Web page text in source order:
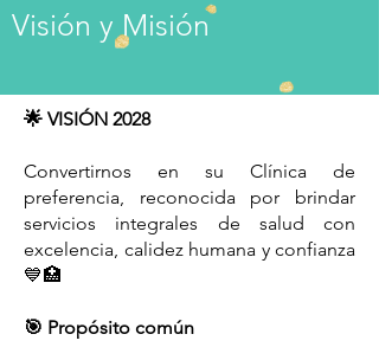
Visión y Misión
🌟 VISIÓN 2028
Convertirnos en su Clínica de
preferencia, reconocida por brindar
servicios integrales de salud con
excelencia, calidez humana y confianza
💙🏥
🎯 Propósito común